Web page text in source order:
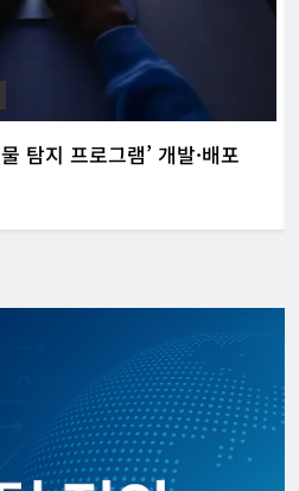
ANNOUNCEMENT
퍼뜨린 피의자 구속